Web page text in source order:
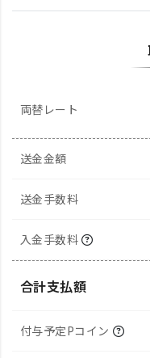
両替レート
送金金額
送金手数料
入金手数料
合計支払額
付与予定Pコイン